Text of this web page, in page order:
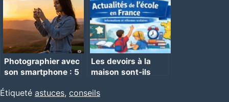
Photographier avec
son smartphone : 5
Les devoirs à la
maison sont-ils
primaire ?
Étiqueté astuces, conseils